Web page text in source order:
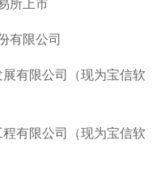
所上市
有限公司
有限公司（现为宝信软
有限公司（现为宝信软